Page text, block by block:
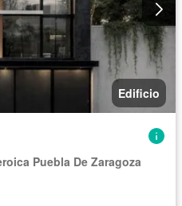
Edificio
Puebla De Zaragoza